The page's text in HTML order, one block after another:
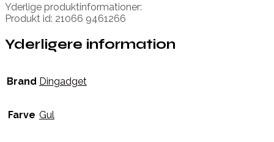
Yderlige produktinformationer:
Produkt id: 21066 9461266
Yderligere information
Brand Dingadget
Farve Gul